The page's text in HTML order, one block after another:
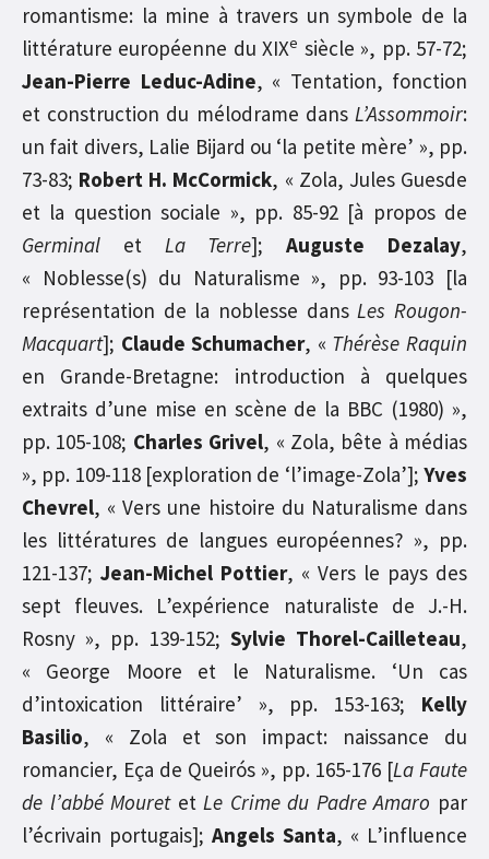
romantisme: la mine à travers un symbole de la
littérature européenne du XIXe siècle », pp. 57-72;
Jean-Pierre Leduc-Adine, « Tentation, fonction
et construction du mélodrame dans L’Assommoir:
un fait divers, Lalie Bijard ou ‘la petite mère’ », pp.
73-83; Robert H. McCormick, « Zola, Jules Guesde
et la question sociale », pp. 85-92 [à propos de
Germinal et La Terre];Auguste Dezalay,
« Noblesse(s) du Naturalisme », pp. 93-103 [la
représentation de la noblesse dansLes Rougon-
Macquart]; Claude Schumacher, « Thérèse Raquin
en Grande-Bretagne: introduction à quelques
extraits d’une mise en scène de la BBC (1980) »,
pp. 105-108; Charles Grivel, « Zola, bête à médias
», pp. 109-118 [exploration de ‘l’image-Zola’]; Yves
Chevrel, « Vers une histoire du Naturalisme dans
les littératures de langues européennes? », pp.
121-137; Jean-Michel Pottier, « Vers le pays des
sept fleuves. L’expérience naturaliste de J.-H.
Rosny », pp. 139-152; Sylvie Thorel-Cailleteau,
« George Moore et le Naturalisme. ‘Un cas
d’intoxication littéraire’ », pp. 153-163; Kelly
Basilio, « Zola et son impact: naissance du
romancier, Eça de Queirós », pp. 165-176 [La Faute
de l’abbé MouretetLe Crime du Padre Amaro par
l’écrivain portugais]; Angels Santa, « L’influence